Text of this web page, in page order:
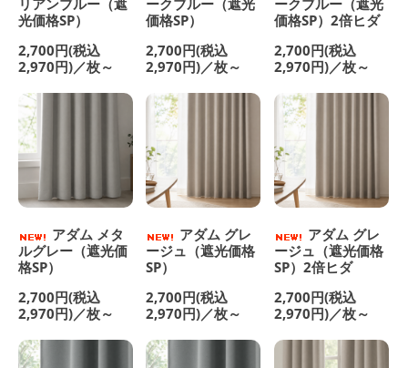
光価格SP）
2,700円(税込
2,970円)／枚～
価格SP）
2,700円(税込
2,970円)／枚～
価格SP）2倍ヒダ
2,700円(税込
2,970円)／枚～
アダム メタ
ルグレー（遮光価
格SP）
2,700円(税込
2,970円)／枚～
アダム グレ
ージュ（遮光価格
SP）
2,700円(税込
2,970円)／枚～
アダム グレ
ージュ（遮光価格
SP）2倍ヒダ
2,700円(税込
2,970円)／枚～